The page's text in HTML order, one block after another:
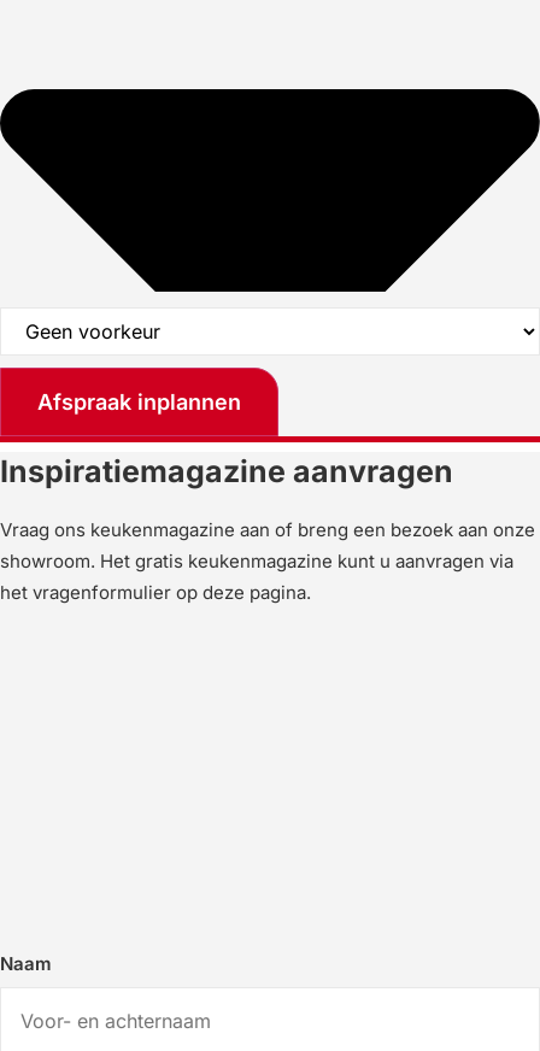
Afspraak inplannen
Inspiratiemagazine aanvragen
Vraag ons keukenmagazine aan of breng een bezoek aan onze
showroom. Het gratis keukenmagazine kunt u aanvragen via
het vragenformulier op deze pagina.
Naam